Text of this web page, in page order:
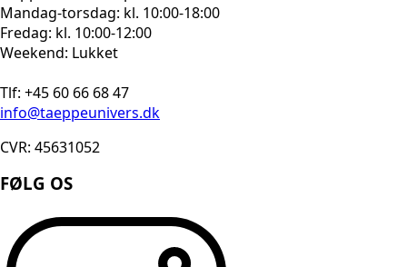
Mandag-torsdag: kl. 10:00-18:00
Fredag: kl. 10:00-12:00
Weekend: Lukket
Tlf: +45 60 66 68 47
info@taeppeunivers.dk
CVR: 45631052
FØLG OS